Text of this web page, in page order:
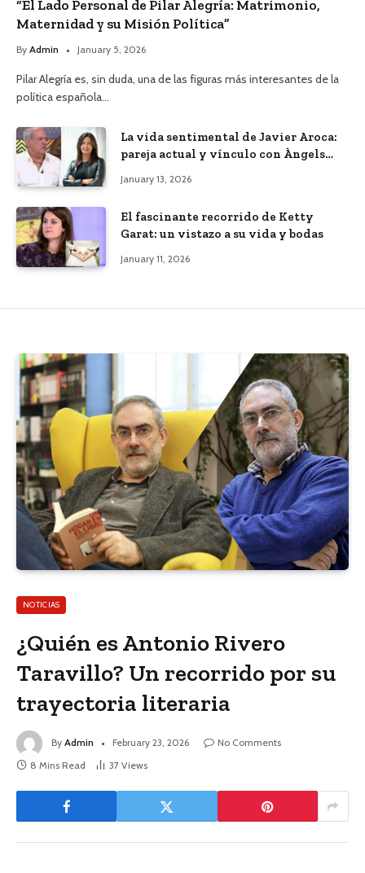
“El Lado Personal de Pilar Alegría: Matrimonio,
Maternidad y su Misión Política”
By Admin January 5, 2026
Pilar Alegría es, sin duda, una de las figuras más interesantes de la
política española…
La vida sentimental de Javier Aroca:
pareja actual y vínculo con Àngels
January 13, 2026
El fascinante recorrido de Ketty
Garat: un vistazo a su vida y bodas
January 11, 2026
NOTICIAS
¿Quién es Antonio Rivero
Taravillo? Un recorrido por su
trayectoria literaria
By Admin February 23, 2026
No Comments
8 Mins Read
37 Views